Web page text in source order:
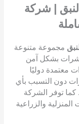
| شركة
مجموعة متنوعة
بشكل آمن
معتمدة دوليًا
دون التسبب بأي
كما توفر الشركة
والزراعية